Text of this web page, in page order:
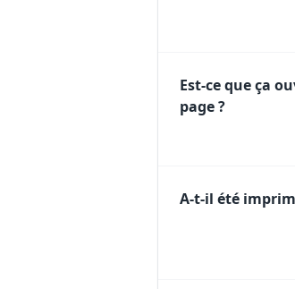
Est-ce que ça
page ?
A-t-il été